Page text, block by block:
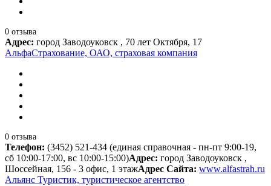
0 отзыва
Адрес: город Заводоуковск , 70 лет Октября, 17
АльфаСтрахование, ОАО, страховая компания
0 отзыва
Телефон: (3452) 521-434 (единая справочная - пн-пт 9:00-19,
сб 10:00-17:00, вс 10:00-15:00)Адрес: город Заводоуковск ,
Шоссейная, 156 - 3 офис, 1 этажАдрес Сайта: www.alfastrah.ru
Альянс Туристик, туристическое агентство